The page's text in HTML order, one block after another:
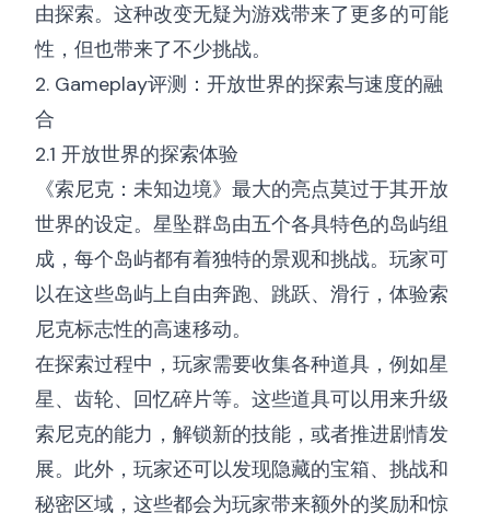
由探索。这种改变无疑为游戏带来了更多的可能
性，但也带来了不少挑战。
2. Gameplay评测：开放世界的探索与速度的融
合
2.1 开放世界的探索体验
《索尼克：未知边境》最大的亮点莫过于其开放
世界的设定。星坠群岛由五个各具特色的岛屿组
成，每个岛屿都有着独特的景观和挑战。玩家可
以在这些岛屿上自由奔跑、跳跃、滑行，体验索
尼克标志性的高速移动。
在探索过程中，玩家需要收集各种道具，例如星
星、齿轮、回忆碎片等。这些道具可以用来升级
索尼克的能力，解锁新的技能，或者推进剧情发
展。此外，玩家还可以发现隐藏的宝箱、挑战和
秘密区域，这些都会为玩家带来额外的奖励和惊